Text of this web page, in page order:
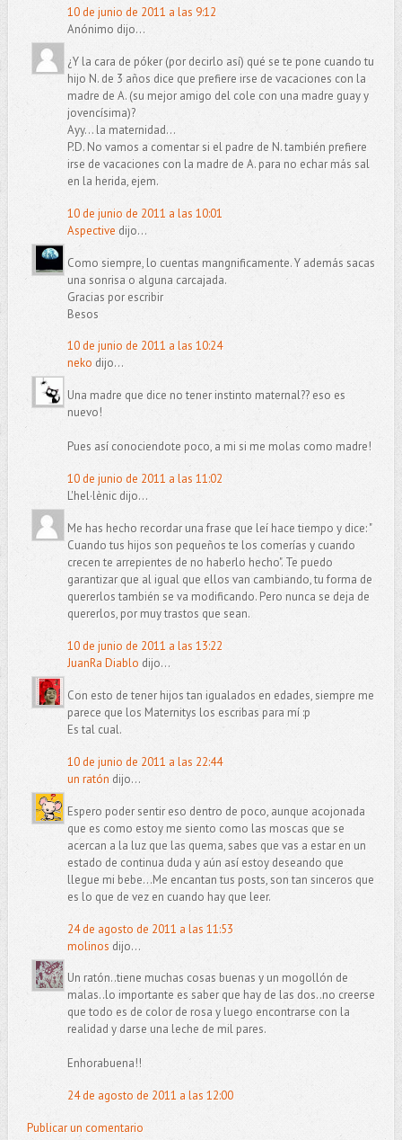
10 de junio de 2011 a las 9:12
Anónimo dijo...
¿Y la cara de póker (por decirlo así) qué se te pone cuando tu
hijo N. de 3 años dice que prefiere irse de vacaciones con la
madre de A. (su mejor amigo del cole con una madre guay y
jovencísima)?
Ayy... la maternidad...
P.D. No vamos a comentar si el padre de N. también prefiere
irse de vacaciones con la madre de A. para no echar más sal
en la herida, ejem.
10 de junio de 2011 a las 10:01
Aspective dijo...
Como siempre, lo cuentas mangnificamente. Y además sacas
una sonrisa o alguna carcajada.
Gracias por escribir
Besos
10 de junio de 2011 a las 10:24
neko dijo...
Una madre que dice no tener instinto maternal?? eso es
nuevo!
Pues así conociendote poco, a mi si me molas como madre!
10 de junio de 2011 a las 11:02
L'hel·lènic dijo...
Me has hecho recordar una frase que leí hace tiempo y dice: "
Cuando tus hijos son pequeños te los comerías y cuando
crecen te arrepientes de no haberlo hecho". Te puedo
garantizar que al igual que ellos van cambiando, tu forma de
quererlos también se va modificando. Pero nunca se deja de
quererlos, por muy trastos que sean.
10 de junio de 2011 a las 13:22
JuanRa Diablo dijo...
Con esto de tener hijos tan igualados en edades, siempre me
parece que los Maternitys los escribas para mí :p
Es tal cual.
10 de junio de 2011 a las 22:44
un ratón dijo...
Espero poder sentir eso dentro de poco, aunque acojonada
que es como estoy me siento como las moscas que se
acercan a la luz que las quema, sabes que vas a estar en un
estado de continua duda y aún así estoy deseando que
llegue mi bebe...Me encantan tus posts, son tan sinceros que
es lo que de vez en cuando hay que leer.
24 de agosto de 2011 a las 11:53
molinos dijo...
Un ratón..tiene muchas cosas buenas y un mogollón de
malas..lo importante es saber que hay de las dos..no creerse
que todo es de color de rosa y luego encontrarse con la
realidad y darse una leche de mil pares.
Enhorabuena!!
24 de agosto de 2011 a las 12:00
Publicar un comentario